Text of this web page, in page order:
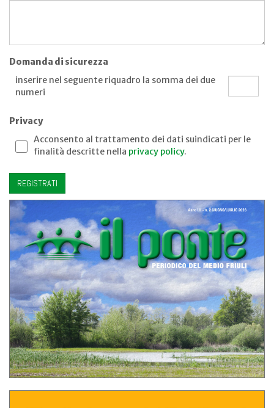
Domanda di sicurezza
inserire nel seguente riquadro la somma dei due
numeri
Privacy
Acconsento al trattamento dei dati suindicati per le
finalità descritte nella privacy policy.
REGISTRATI